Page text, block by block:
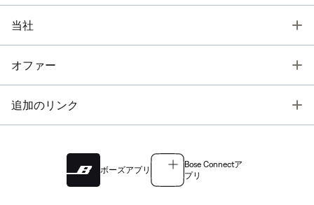
当社
オファー
追加のリンク
ボーズアプリ
Bose Connectア
プリ